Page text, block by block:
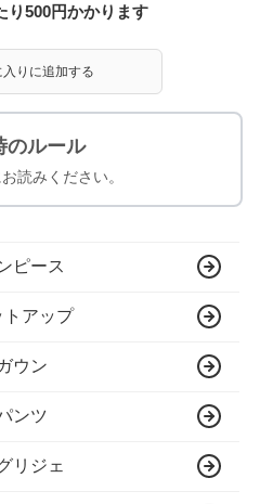
り500円かかります
入りに追加する
のルール
読みください。
ピース
トアップ
ウン
ンツ
リジェ